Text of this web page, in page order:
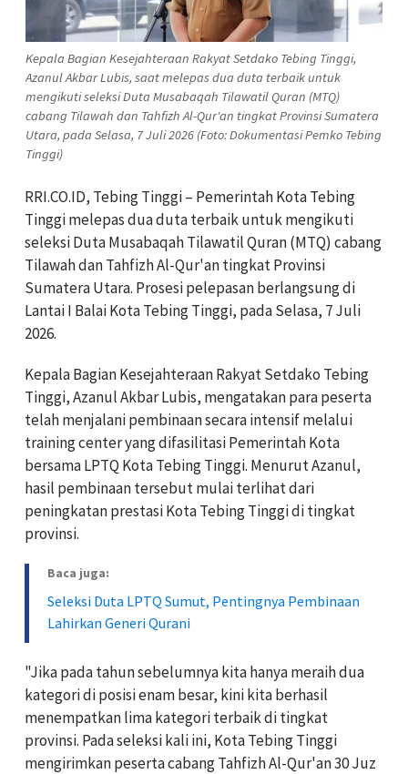
Kepala Bagian Kesejahteraan Rakyat Setdako Tebing Tinggi,
Azanul Akbar Lubis, saat melepas dua duta terbaik untuk
mengikuti seleksi Duta Musabaqah Tilawatil Quran (MTQ)
cabang Tilawah dan Tahfizh Al-Qur'an tingkat Provinsi Sumatera
Utara, pada Selasa, 7 Juli 2026 (Foto: Dokumentasi Pemko Tebing
Tinggi)
RRI.CO.ID, Tebing Tinggi – Pemerintah Kota Tebing
Tinggi melepas dua duta terbaik untuk mengikuti
seleksi Duta Musabaqah Tilawatil Quran (MTQ) cabang
Tilawah dan Tahfizh Al-Qur'an tingkat Provinsi
Sumatera Utara. Prosesi pelepasan berlangsung di
Lantai I Balai Kota Tebing Tinggi, pada Selasa, 7 Juli
2026.
Kepala Bagian Kesejahteraan Rakyat Setdako Tebing
Tinggi, Azanul Akbar Lubis, mengatakan para peserta
telah menjalani pembinaan secara intensif melalui
training center yang difasilitasi Pemerintah Kota
bersama LPTQ Kota Tebing Tinggi. Menurut Azanul,
hasil pembinaan tersebut mulai terlihat dari
peningkatan prestasi Kota Tebing Tinggi di tingkat
provinsi.
Baca juga:
Seleksi Duta LPTQ Sumut, Pentingnya Pembinaan
Lahirkan Generi Qurani
"Jika pada tahun sebelumnya kita hanya meraih dua
kategori di posisi enam besar, kini kita berhasil
menempatkan lima kategori terbaik di tingkat
provinsi. Pada seleksi kali ini, Kota Tebing Tinggi
mengirimkan peserta cabang Tahfizh Al-Qur'an 30 Juz